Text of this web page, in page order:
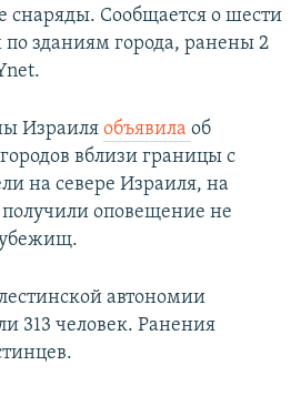
Сообщается о шести
зданиям города, ранены 2
Израиля объявила об
вблизи границы с
на севере Израиля, на
оповещение не
убежищ.
автономии
313 человек. Ранения